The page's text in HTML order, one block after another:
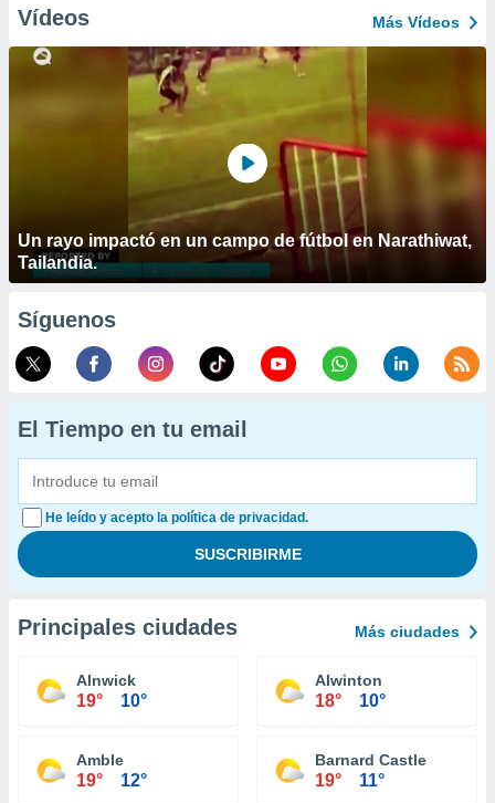
Vídeos Más Vídeos
Un rayo impactó en un campo de fútbol en Narathiwat,
Tailandia.
Síguenos
El Tiempo en tu email
He leído y acepto la política de privacidad.
Principales ciudades Más ciudades
Alnwick
19° 10°
Alwinton
18° 10°
Amble
19° 12°
Barnard Castle
19° 11°